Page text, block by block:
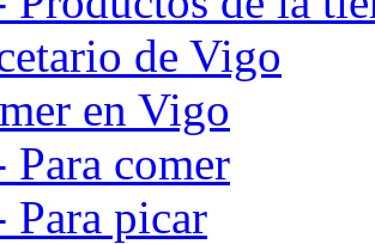
de Vigo
en Vigo
Para comer
Para picar